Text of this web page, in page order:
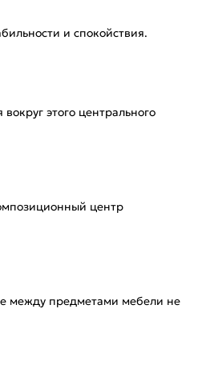
и спокойствия.
этого центрального
центр
между предметами мебели не